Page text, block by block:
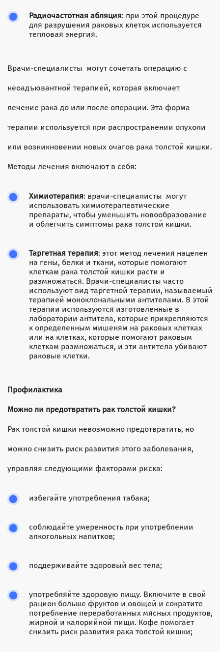
Радиочастотная абляция: при этой процедуре
для разрушения раковых клеток используется
тепловая энергия.
Врачи-специалисты могут сочетать операцию с
неоадъювантной терапией, которая включает
лечение рака до или после операции. Эта форма
терапии используется при распространении опухоли
или возникновении новых очагов рака толстой кишки.
Методы лечения включают в себя:
Химиотерапия: врачи-специалисты могут
использовать химиотерапевтические
препараты, чтобы уменьшить новообразование
и облегчить симптомы рака толстой кишки.
Таргетная терапия: этот метод лечения нацелен
на гены, белки и ткани, которые помогают
клеткам рака толстой кишки расти и
размножаться. Врачи-специалисты часто
используют вид таргетной терапии, называемый
терапией моноклональными антителами. В этой
терапии используются изготовленные в
лаборатории антитела, которые прикрепляются
к определенным мишеням на раковых клетках
или на клетках, которые помогают раковым
клеткам размножаться, и эти антитела убивают
раковые клетки.
Профилактика
Можно ли предотвратить рак толстой кишки?
Рак толстой кишки невозможно предотвратить, но
можно снизить риск развития этого заболевания,
управляя следующими факторами риска:
избегайте употребления табака;
соблюдайте умеренность при употреблении
алкогольных напитков;
поддерживайте здоровый вес тела;
употребляйте здоровую пищу. Включите в свой
рацион больше фруктов и овощей и сократите
потребление переработанных мясных продуктов,
жирной и калорийной пищи. Кофе помогает
снизить риск развития рака толстой кишки;